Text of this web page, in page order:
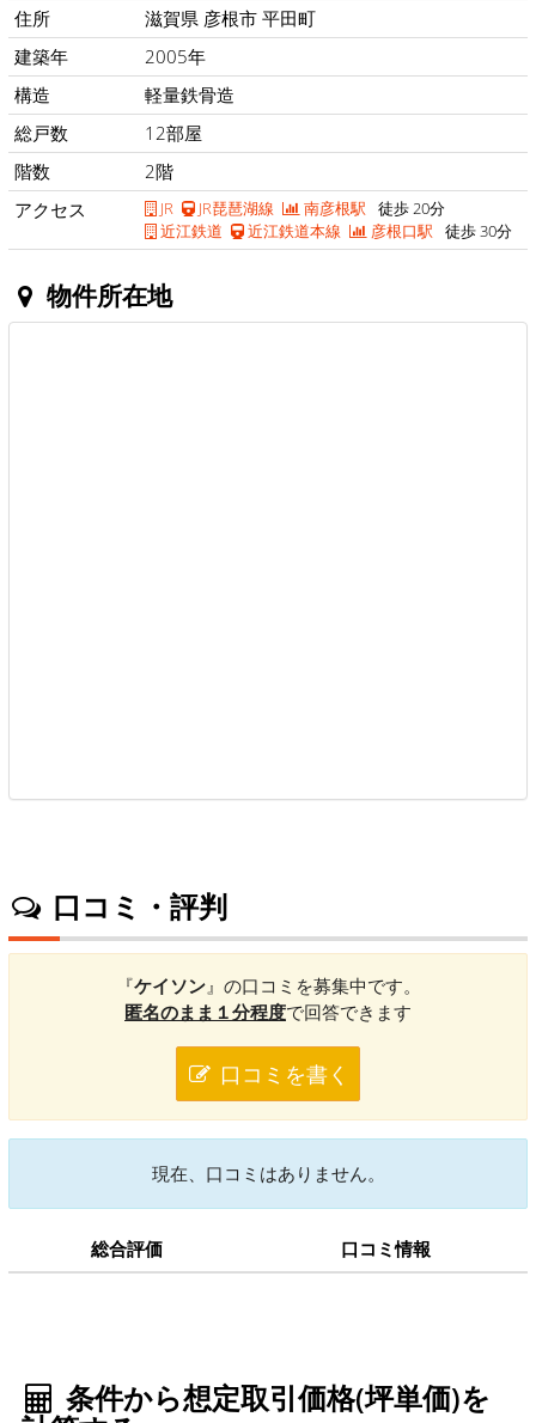
住所
滋賀県 彦根市 平田町
建築年
2005年
構造
軽量鉄骨造
総戸数
12部屋
階数
2階
アクセス
JR JR琵琶湖線 南彦根駅 徒歩 20分
近江鉄道
近江鉄道本線 彦根口駅 徒歩 30分
物件所在地
口コミ・評判
『ケイソン』の口コミを募集中です。
匿名のまま１分程度で回答できます
口コミを書く
現在、口コミはありません。
総合評価 口コミ情報
条件から想定取引価格(坪単価)を